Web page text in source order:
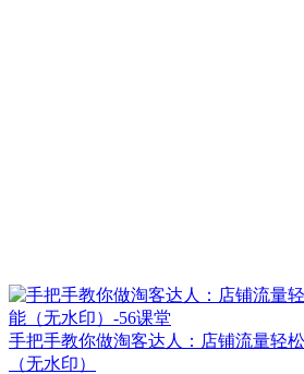
手把手教你做淘客达人：店铺流量轻
（无水印）